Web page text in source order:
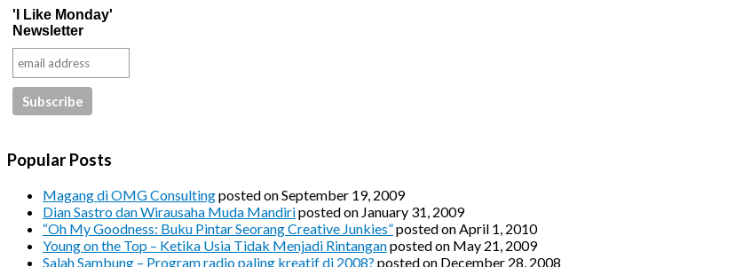
'I Like Monday'
Newsletter
Popular Posts
Magang di OMG Consultingposted on September 19, 2009
Dian Sastro dan Wirausaha Muda Mandiriposted on January 31, 2009
“Oh My Goodness: Buku Pintar Seorang Creative Junkies”posted on April 1, 2010
Young on the Top – Ketika Usia Tidak Menjadi Rintanganposted on May 21, 2009
Salah Sambung – Program radio paling kreatif di 2008? posted on December 28, 2008